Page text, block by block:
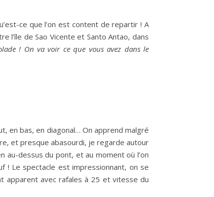
ce que l’on est content de repartir ! A
l’île de Sao Vicente et Santo Antao, dans
! On va voir ce que vous avez dans le
en bas, en diagonal… On apprend malgré
et presque abasourdi, je regarde autour
au-dessus du pont, et au moment où l’on
! Le spectacle est impressionnant, on se
apparent avec rafales à 25 et vitesse du